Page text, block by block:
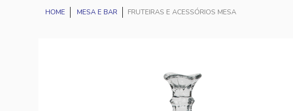
MESA E BAR FRUTEIRAS E ACESSÓRIOS MESA